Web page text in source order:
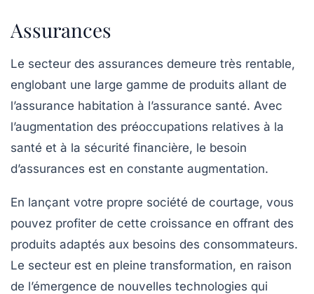
Assurances
Le secteur des assurances demeure très rentable,
englobant une large gamme de produits allant de
l’assurance habitation à l’assurance santé. Avec
l’augmentation des préoccupations relatives à la
santé et à la sécurité financière, le besoin
d’assurances est en constante augmentation.
En lançant votre propre société de courtage, vous
pouvez profiter de cette croissance en offrant des
produits adaptés aux besoins des consommateurs.
Le secteur est en pleine transformation, en raison
de l’émergence de nouvelles technologies qui